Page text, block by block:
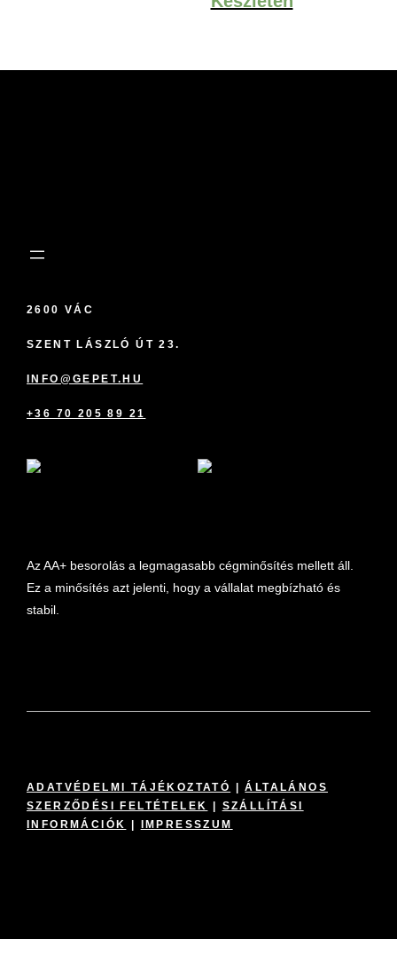
2600 VÁC
SZENT LÁSZLÓ ÚT 23.
INFO@GEPET.HU
+36 70 205 89 21
Az AA+ besorolás a legmagasabb cégminősítés mellett áll.
Ez a minősítés azt jelenti, hogy a vállalat megbízható és
stabil.
ADATVÉDELMI TÁJÉKOZTATÓ |ÁLTALÁNOS
SZERZŐDÉSI FELTÉTELEK
SZÁLLÍTÁSI
INFORMÁCIÓK
IMPRESSZUM